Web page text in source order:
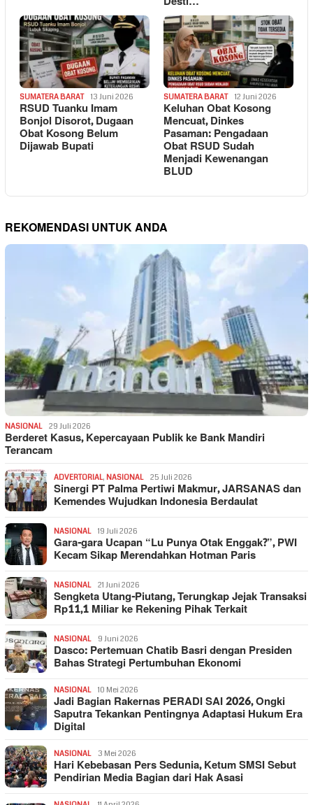
SUMATERA BARAT 13 Juni 2026
RSUD Tuanku Imam
Bonjol Disorot, Dugaan
Obat Kosong Belum
Dijawab Bupati
SUMATERA BARAT 12 Juni 2026
Keluhan Obat Kosong
Mencuat, Dinkes
Pasaman: Pengadaan
Obat RSUD Sudah
Menjadi Kewenangan
BLUD
REKOMENDASI UNTUK ANDA
NASIONAL 29 Juli 2026
Berderet Kasus, Kepercayaan Publik ke Bank Mandiri
Terancam
ADVERTORIAL, NASIONAL 25 Juli 2026
Sinergi PT Palma Pertiwi Makmur, JARSANAS dan
Kemendes Wujudkan Indonesia Berdaulat
NASIONAL 19 Juli 2026
Gara-gara Ucapan “Lu Punya Otak Enggak?”, PWI
Kecam Sikap Merendahkan Hotman Paris
NASIONAL 21 Juni 2026
Sengketa Utang-Piutang, Terungkap Jejak Transaksi
Rp11,1 Miliar ke Rekening Pihak Terkait
NASIONAL 9 Juni 2026
Dasco: Pertemuan Chatib Basri dengan Presiden
Bahas Strategi Pertumbuhan Ekonomi
NASIONAL 10 Mei 2026
Jadi Bagian Rakernas PERADI SAI 2026, Ongki
Saputra Tekankan Pentingnya Adaptasi Hukum Era
Digital
NASIONAL 3 Mei 2026
Hari Kebebasan Pers Sedunia, Ketum SMSI Sebut
Pendirian Media Bagian dari Hak Asasi